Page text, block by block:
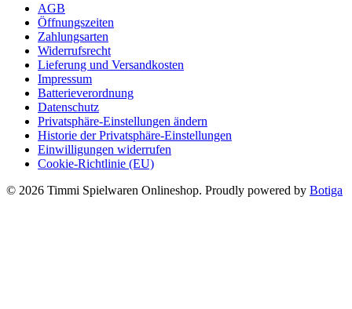
AGB
Öffnungszeiten
Zahlungsarten
Widerrufsrecht
Lieferung und Versandkosten
Impressum
Batterieverordnung
Datenschutz
Privatsphäre-Einstellungen ändern
Historie der Privatsphäre-Einstellungen
Einwilligungen widerrufen
Cookie-Richtlinie (EU)
© 2026 Timmi Spielwaren Onlineshop. Proudly powered by Botiga